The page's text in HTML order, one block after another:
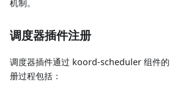
机制。
调度器插件注册
调度器插件通过 koord-scheduler 组件
册过程包括：